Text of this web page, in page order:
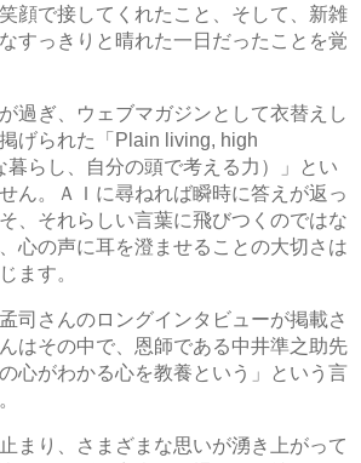
顔で接してくれたこと、そして、新雑
すっきりと晴れた一日だったことを覚
過ぎ、ウェブマガジンとして衣替えし
げられた「Plain living, high
らし、自分の頭で考える力）」とい
ん。ＡＩに尋ねれば瞬時に答えが返っ
、それらしい言葉に飛びつくのではな
心の声に耳を澄ませることの大切さは
ます。
司さんのロングインタビューが掲載さ
はその中で、恩師である中井準之助先
心がわかる心を教養という」という言
まり、さまざまな思いが湧き上がって